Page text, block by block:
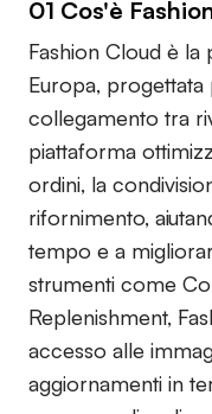
01 Cos'è
Fashion Cloud è
Europa,
collegamento tra
piattaforma
ordini, la
rifornimento,
tempo e a
strumenti come
Replenishment,
accesso alle
aggiornamenti in